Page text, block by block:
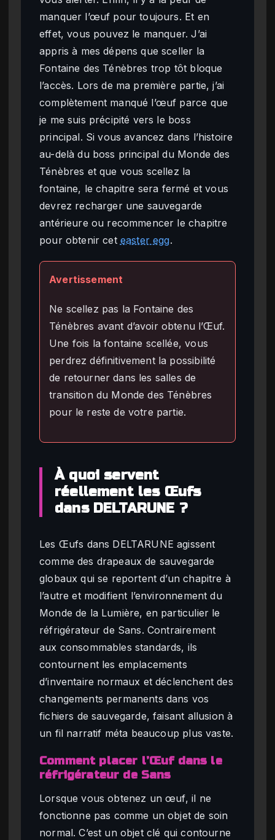
manquer l’œuf pour toujours. Et en
effet, vous pouvez le manquer. J’ai
appris à mes dépens que sceller la
Fontaine des Ténèbres trop tôt bloque
l’accès. Lors de ma première partie, j’ai
complètement manqué l’œuf parce que
je me suis précipité vers le boss
principal. Si vous avancez dans l’histoire
au-delà du boss principal du Monde des
Ténèbres et que vous scellez la
fontaine, le chapitre sera fermé et vous
devrez recharger une sauvegarde
antérieure ou recommencer le chapitre
pour obtenir cet easter egg.
Avertissement
Ne scellez pas la Fontaine des
Ténèbres avant d’avoir obtenu l’Œuf.
Une fois la fontaine scellée, vous
perdrez définitivement la possibilité
de retourner dans les salles de
transition du Monde des Ténèbres
pour le reste de votre partie.
À quoi servent
réellement les Œufs
dans DELTARUNE ?
Les Œufs dans DELTARUNE agissent
comme des drapeaux de sauvegarde
globaux qui se reportent d’un chapitre à
l’autre et modifient l’environnement du
Monde de la Lumière, en particulier le
réfrigérateur de Sans. Contrairement
aux consommables standards, ils
contournent les emplacements
d’inventaire normaux et déclenchent des
changements permanents dans vos
fichiers de sauvegarde, faisant allusion à
un fil narratif méta beaucoup plus vaste.
Comment placer l’Œuf dans le
réfrigérateur de Sans
Lorsque vous obtenez un œuf, il ne
fonctionne pas comme un objet de soin
normal. C’est un objet clé qui contourne